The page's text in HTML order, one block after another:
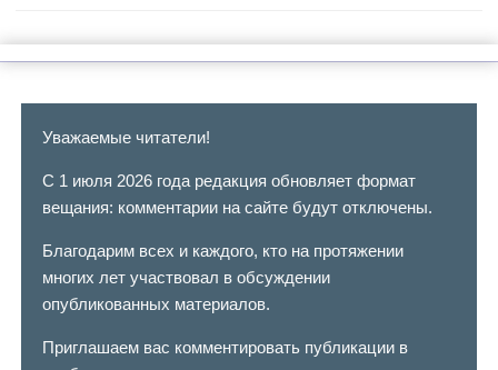
Уважаемые читатели!
С 1 июля 2026 года редакция обновляет формат
вещания: комментарии на сайте будут отключены.
Благодарим всех и каждого, кто на протяжении
многих лет участвовал в обсуждении
опубликованных материалов.
Приглашаем вас комментировать публикации в